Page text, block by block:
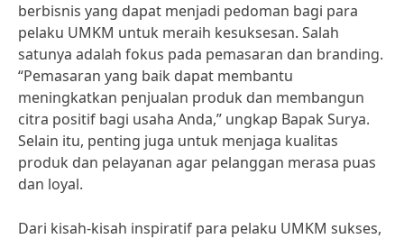
berbisnis yang dapat menjadi pedoman bagi para
pelaku UMKM untuk meraih kesuksesan. Salah
satunya adalah fokus pada pemasaran dan branding.
“Pemasaran yang baik dapat membantu
meningkatkan penjualan produk dan membangun
citra positif bagi usaha Anda,” ungkap Bapak Surya.
Selain itu, penting juga untuk menjaga kualitas
produk dan pelayanan agar pelanggan merasa puas
dan loyal.
Dari kisah-kisah inspiratif para pelaku UMKM sukses,